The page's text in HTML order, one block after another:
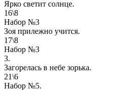
Ярко светит солнце.
16\8
Набор №3
Зоя прилежно учится.
17\8
Набор №3
3.
Загорелась в небе зорька.
21\6
Набор №5.